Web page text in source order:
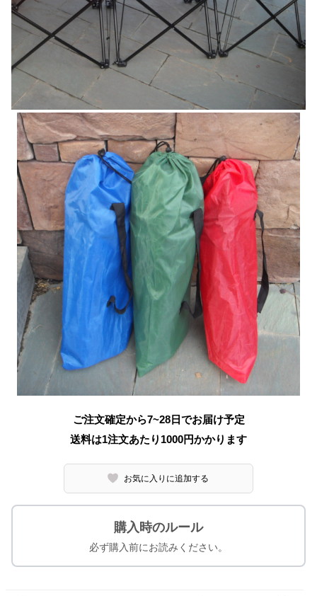
ご注文確定から7~28日でお届け予定
送料は1注文あたり 1000円かかります
お気に入りに追加する
購入時のルール
必ず購入前にお読みください。